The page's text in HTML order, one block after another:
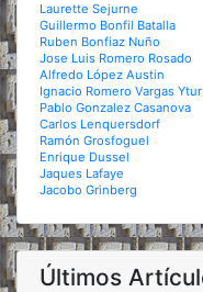
Laurette Sejurne
Guillermo Bonfil Batalla
Ruben Bonfiaz Nuño
Jose Luis Romero Rosado
Alfredo López Austin
Ignacio Romero Vargas
Pablo Gonzalez Casanova
Carlos Lenquersdorf
Ramón Grosfoguel
Enrique Dussel
Jaques Lafaye
Jacobo Grinberg
Últimos